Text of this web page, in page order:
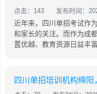
点击：143 发布时间：
近年来，四川单招考试作
和家长的关注。而作为成
置优越、教育资源日益丰富
四川单招培训机构绵